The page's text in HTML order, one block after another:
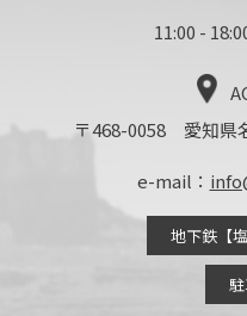
11:00 -
〒468-0058 愛知県
e-mail：
地下鉄【